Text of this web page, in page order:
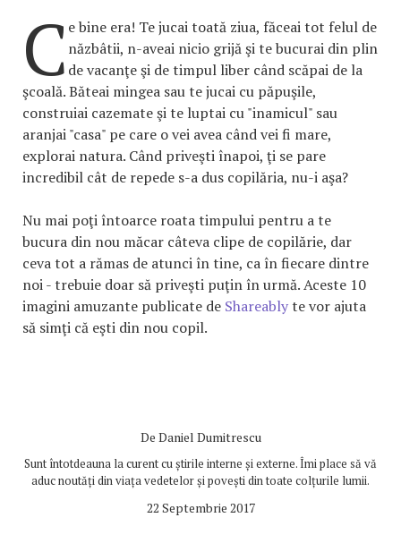
C e bine era! Te jucai toată ziua, făceai tot felul de
năzbâtii, n-aveai nicio grijă şi te bucurai din plin
de vacanţe şi de timpul liber când scăpai de la
şcoală. Băteai mingea sau te jucai cu păpuşile,
construiai cazemate şi te luptai cu "inamicul" sau
aranjai "casa" pe care o vei avea când vei fi mare,
explorai natura. Când priveşti înapoi, ţi se pare
incredibil cât de repede s-a dus copilăria, nu-i aşa?
Nu mai poţi întoarce roata timpului pentru a te
bucura din nou măcar câteva clipe de copilărie, dar
ceva tot a rămas de atunci în tine, ca în fiecare dintre
noi - trebuie doar să priveşti puţin în urmă. Aceste 10
imagini amuzante publicate de Shareablyte vor ajuta
să simţi că eşti din nou copil.
De Daniel Dumitrescu
Sunt întotdeauna la curent cu știrile interne și externe. Îmi place să vă
aduc noutăți din viața vedetelor și povești din toate colțurile lumii.
22 Septembrie 2017